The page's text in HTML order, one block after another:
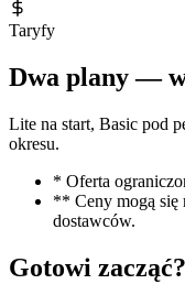
Taryfy
Dwa plany —
Lite na start, Basic pod
okresu.
* Oferta
** Ceny mogą się
dostawców.
Gotowi zacząć?